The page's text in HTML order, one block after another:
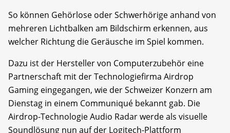
So können Gehörlose oder Schwerhörige anhand von
mehreren Lichtbalken am Bildschirm erkennen, aus
welcher Richtung die Geräusche im Spiel kommen.
Dazu ist der Hersteller von Computerzubehör eine
Partnerschaft mit der Technologiefirma Airdrop
Gaming eingegangen, wie der Schweizer Konzern am
Dienstag in einem Communiqué bekannt gab. Die
Airdrop-Technologie Audio Radar werde als visuelle
Soundlösung nun auf der Logitech-Plattform